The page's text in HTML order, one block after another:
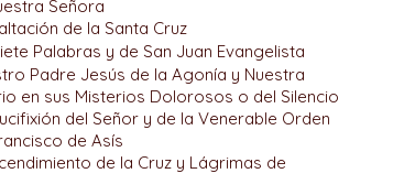
Señora
de la Santa Cruz
Palabras y de San Juan Evangelista
Padre Jesús de la Agonía y Nuestra
en sus Misterios Dolorosos o del Silencio
del Señor y de la Venerable Orden
de Asís
de la Cruz y Lágrimas de